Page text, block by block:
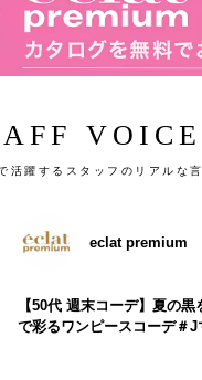
VOICE
躍するスタッフのリアルな言
eclat premium
【50代 週末コーデ】夏の
で彩るワンピースコーデ＃